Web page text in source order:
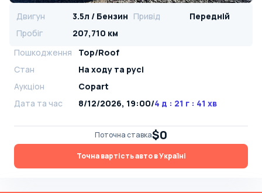
Двигун 3.5л / Бензин Привід
Передній
Пробіг
207,710 км
Пошкодження
Top/Roof
Стан
На ​​ходу та русі
Аукціон
Copart
Дата та час
8/12/2026, 19:00/4 д : 21 г : 41 хв
Поточна ставка$0
Точна вартість авто в Україні